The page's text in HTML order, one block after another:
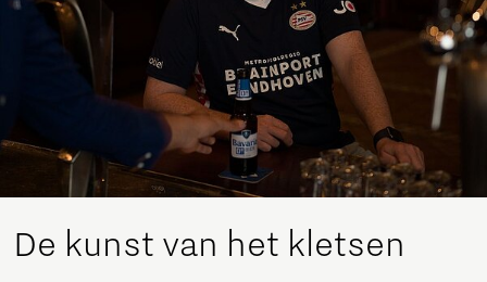
De kunst van het kletsen